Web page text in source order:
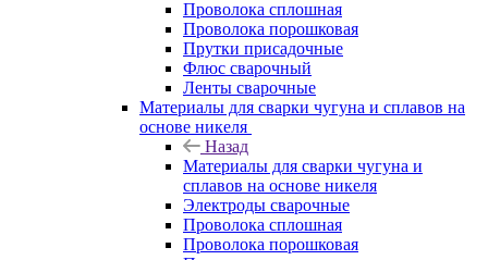
Проволока сплошная
Проволока порошковая
Прутки присадочные
Флюс сварочный
Ленты сварочные
Материалы для сварки чугуна и сплавов на
основе никеля
Назад
Материалы для сварки чугуна и
сплавов на основе никеля
Электроды сварочные
Проволока сплошная
Проволока порошковая